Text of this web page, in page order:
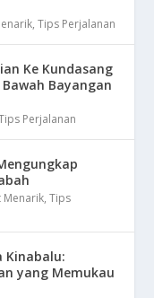
,Tips Perjalanan
Ke Kundasang
Bayangan
Perjalanan
Menarik,Tips
Kinabalu:
yang Memukau